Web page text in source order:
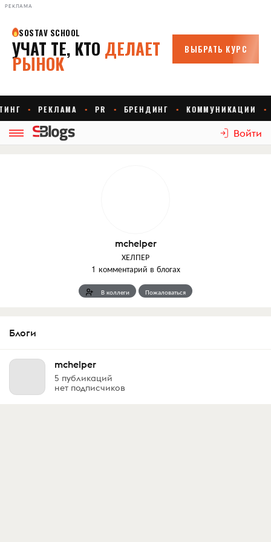
РЕКЛАМА
Войти
mchelper
ХЕЛПЕР
1 комментарий в блогах
В коллеги Пожаловаться
Блоги
mchelper
5 публикаций
нет подписчиков